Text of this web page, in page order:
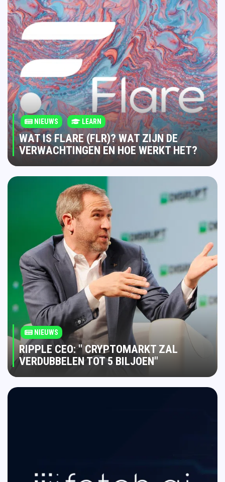
NIEUWS LEARN
WAT IS FLARE (FLR)? WAT ZIJN DE
VERWACHTINGEN EN HOE WERKT HET?
NIEUWS
RIPPLE CEO: " CRYPTOMARKT ZAL
VERDUBBELEN TOT 5 BILJOEN"